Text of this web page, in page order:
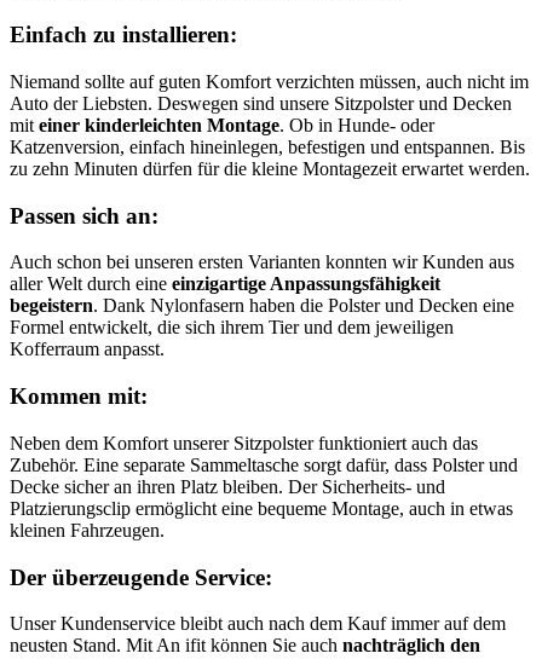
Einfach zu installieren:
Niemand sollte auf guten Komfort verzichten ‍müssen, auch nicht im
‍Auto der Liebsten. Deswegen sind unsere ​Sitzpolster und Decken
mit einer kinderleichten Montage. Ob in Hunde- oder
Katzenversion, einfach hineinlegen,‍ befestigen und ⁣entspannen. Bis
zu zehn Minuten dürfen für die kleine Montagezeit erwartet werden.
Passen sich an:
Auch schon bei unseren ersten Varianten konnten wir Kunden aus
aller Welt durch eine einzigartige Anpassungsfähigkeit
begeistern. Dank Nylonfasern haben die Polster und Decken eine
Formel entwickelt, die⁣ sich‌ ihrem Tier und dem jeweiligen
Kofferraum anpasst.
Kommen mit:
Neben ​dem Komfort unserer ​Sitzpolster‍ funktioniert auch‌ das
Zubehör. Eine ⁤separate Sammeltasche sorgt dafür, dass Polster und
Decke⁣ sicher an ihren Platz bleiben. Der Sicherheits- und
Platzierungsclip ermöglicht eine bequeme Montage, auch in etwas
kleinen Fahrzeugen.
Der überzeugende Service:
Unser Kundenservice bleibt ‌auch nach dem Kauf⁣ immer auf dem
neusten Stand. Mit An ifit können Sie auch nachträglich den